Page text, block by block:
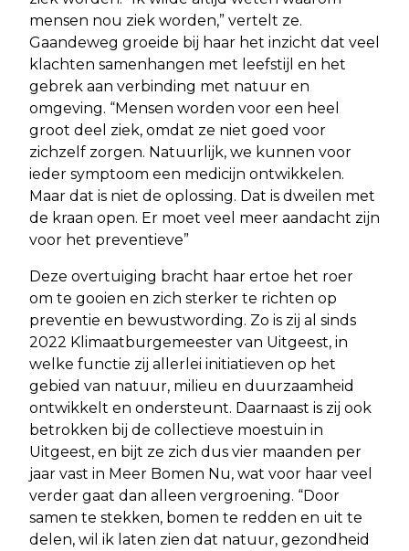
mensen nou ziek worden,” vertelt ze.
Gaandeweg groeide bij haar het inzicht dat veel
klachten samenhangen met leefstijl en het
gebrek aan verbinding met natuur en
omgeving. “Mensen worden voor een heel
groot deel ziek, omdat ze niet goed voor
zichzelf zorgen. Natuurlijk, we kunnen voor
ieder symptoom een medicijn ontwikkelen.
Maar dat is niet de oplossing. Dat is dweilen met
de kraan open. Er moet veel meer aandacht zijn
voor het preventieve”
Deze overtuiging bracht haar ertoe het roer
om te gooien en zich sterker te richten op
preventie en bewustwording. Zo is zij al sinds
2022 Klimaatburgemeester van Uitgeest, in
welke functie zij allerlei initiatieven op het
gebied van natuur, milieu en duurzaamheid
ontwikkelt en ondersteunt. Daarnaast is zij ook
betrokken bij de collectieve moestuin in
Uitgeest, en bijt ze zich dus vier maanden per
jaar vast in Meer Bomen Nu, wat voor haar veel
verder gaat dan alleen vergroening. “Door
samen te stekken, bomen te redden en uit te
delen, wil ik laten zien dat natuur, gezondheid